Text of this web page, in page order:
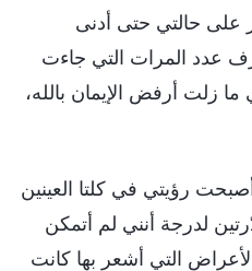
حالتي حتى أدنى
عدد المرات التي جاءت
ما زلت أرفض الإيمان بالله،
رؤيتي في كلتا العينين
لدرجة أنني لم أتمكن
التي أشعر بها كانت